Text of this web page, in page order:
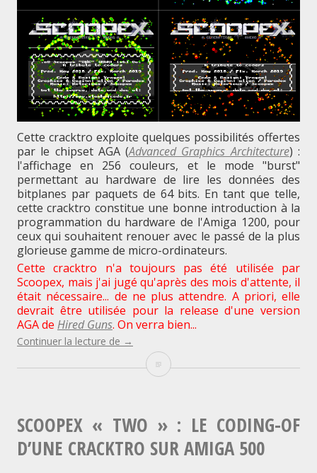
Cette cracktro exploite quelques possibilités offertes
par le chipset AGA (Advanced Graphics Architecture) :
l'affichage en 256 couleurs, et le mode "burst"
permettant au hardware de lire les données des
bitplanes par paquets de 64 bits. En tant que telle,
cette cracktro constitue une bonne introduction à la
programmation du hardware de l'Amiga 1200, pour
ceux qui souhaitent renouer avec le passé de la plus
glorieuse gamme de micro-ordinateurs.
Cette cracktro n'a toujours pas été utilisée par
Scoopex, mais j'ai jugé qu'après des mois d'attente, il
était nécessaire... de ne plus attendre. A priori, elle
devrait être utilisée pour la release d'une version
AGA de Hired Guns. On verra bien...
Continuer la lecture de "Scoopex
« ONE »
:
cracktro
AGA
sur
→
Scoopex
SCOOPEX « TWO » : LE CODING-OF
D’UNE CRACKTRO SUR AMIGA 500